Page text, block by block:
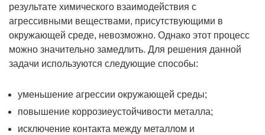
результате химического взаимодействия с
агрессивными веществами, присутствующими в
окружающей среде, невозможно. Однако этот процесс
можно значительно замедлить. Для решения данной
задачи используются следующие способы:
уменьшение агрессии окружающей среды;
повышение коррозиеустойчивости металла;
исключение контакта между металлом и